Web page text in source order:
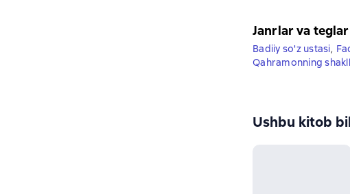
Janrlar va teglar
Badiiy so'z ustasi,
Qahramonning
Ushbu kitob